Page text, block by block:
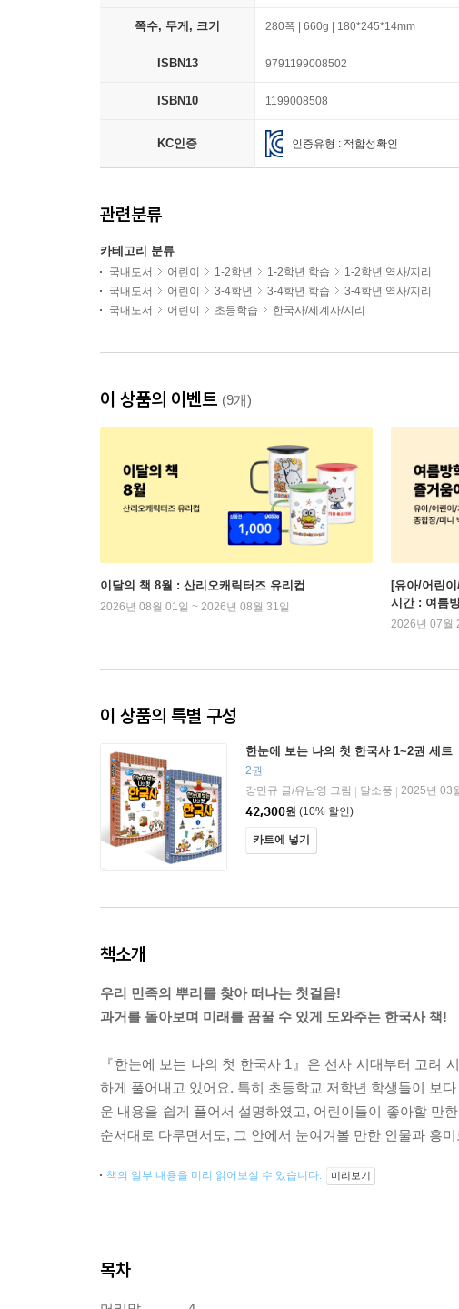
쪽수, 무게, 크기 280쪽 | 660g | 180*245*14mm
ISBN13 9791199008502
ISBN10 1199008508
KC인증 인증유형 : 적합성확인
관련분류
카테고리 분류
국내도서 어린이 1-2학년 1-2학년 학습
1-2학년 역사/지리
국내도서
어린이 3-4학년 3-4학년 학습
3-4학년 역사/지리
국내도서
어린이 초등학습 한국사/세계사/지리
이 상품의 이벤트 (9개)
이달의 책 8월 : 산리오캐릭터즈 유리컵
2026년 08월 01일 ~ 2026년 08월 31일
[유아/어린
시간 : 여름
2026년 07월
이 상품의 특별 구성
한눈에 보는 나의 첫 한국사 1~2권 세트
2권
강민규 글/유남영 그림
달소풍
2025년 03
42,300원 (10% 할인)
카트에 넣기
책소개
우리 민족의 뿌리를 찾아 떠나는 첫걸음!
과거를 돌아보며 미래를 꿈꿀 수 있게 도와주는 한국사 책!
『한눈에 보는 나의 첫 한국사 1』은 선사 시대부터 고려
하게 풀어내고 있어요. 특히 초등학교 저학년 학생들이 보
운 내용을 쉽게 풀어서 설명하였고, 어린이들이 좋아할 만
순서대로 다루면서도, 그 안에서 눈여겨볼 만한 인물과 흥
책의 일부 내용을 미리 읽어보실 수 있습니다. 미리보기
목차